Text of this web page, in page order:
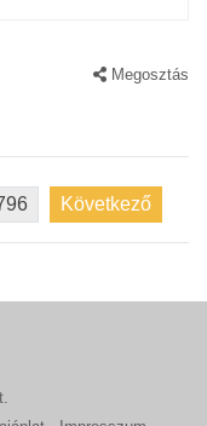
Megosztás
Következő